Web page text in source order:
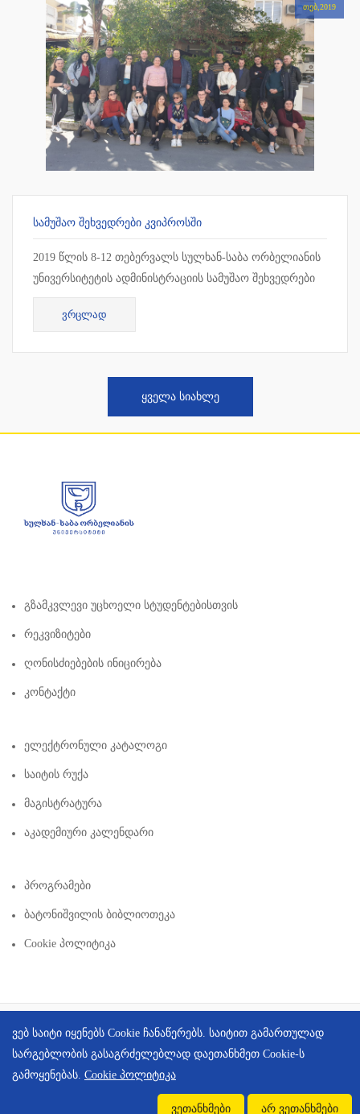
ᲗᲔᲑ,2019
ᲡᲐᲛᲣᲨᲐᲝ ᲨᲔᲮᲕᲔᲓᲠᲔᲑᲘ ᲙᲕᲘᲞᲠᲝᲡᲨᲘ
2019 წლის 8-12 თებერვალს სულხან-საბა ორბელიანის
უნივერსიტეტის ადმინისტრაციის სამუშაო შეხვედრები
ჩატარდა კვიპროსში, ლარნაკაში. სამუშაო შეხვედრის
ფარგლებ...
ᲕᲠᲪᲚᲐᲓ
ᲧᲕᲔᲚᲐ ᲡᲘᲐᲮᲚᲔ
Გზამკვლევი Უცხოელი Სტუდენტებისთვის
Რეკვიზიტები
Ღონისძიებების Ინიცირება
Კონტაქტი
Ელექტრონული Კატალოგი
Საიტის Რუქა
Მაგისტრატურა
Აკადემიური Კალენდარი
Პროგრამები
Ბატონიშვილის Ბიბლიოთეკა
Cookie Პოლიტიკა
Copyright © 2026 | Created ByIntegral Web Studio.
ვებ საიტი იყენებს Cookie ჩანაწერებს. საიტით გამართულად
სარგებლობის გასაგრძელებლად დაეთანხმეთ Cookie-ს
გამოყენებას. Cookie პოლიტიკა
ვეთანხმები არ ვეთანხმები